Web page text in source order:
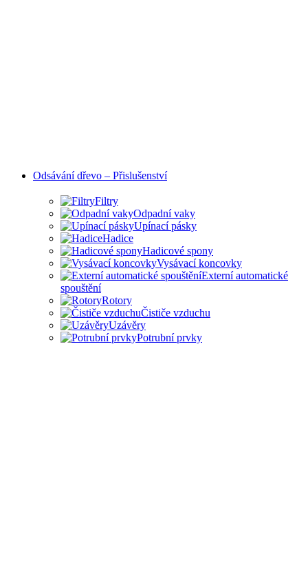
Odsávání dřevo – Přislušenství
Filtry
Odpadní vaky
Upínací pásky
Hadice
Hadicové spony
Vysávací koncovky
Externí automatické
spouštění
Rotory
Čističe vzduchu
Uzávěry
Potrubní prvky